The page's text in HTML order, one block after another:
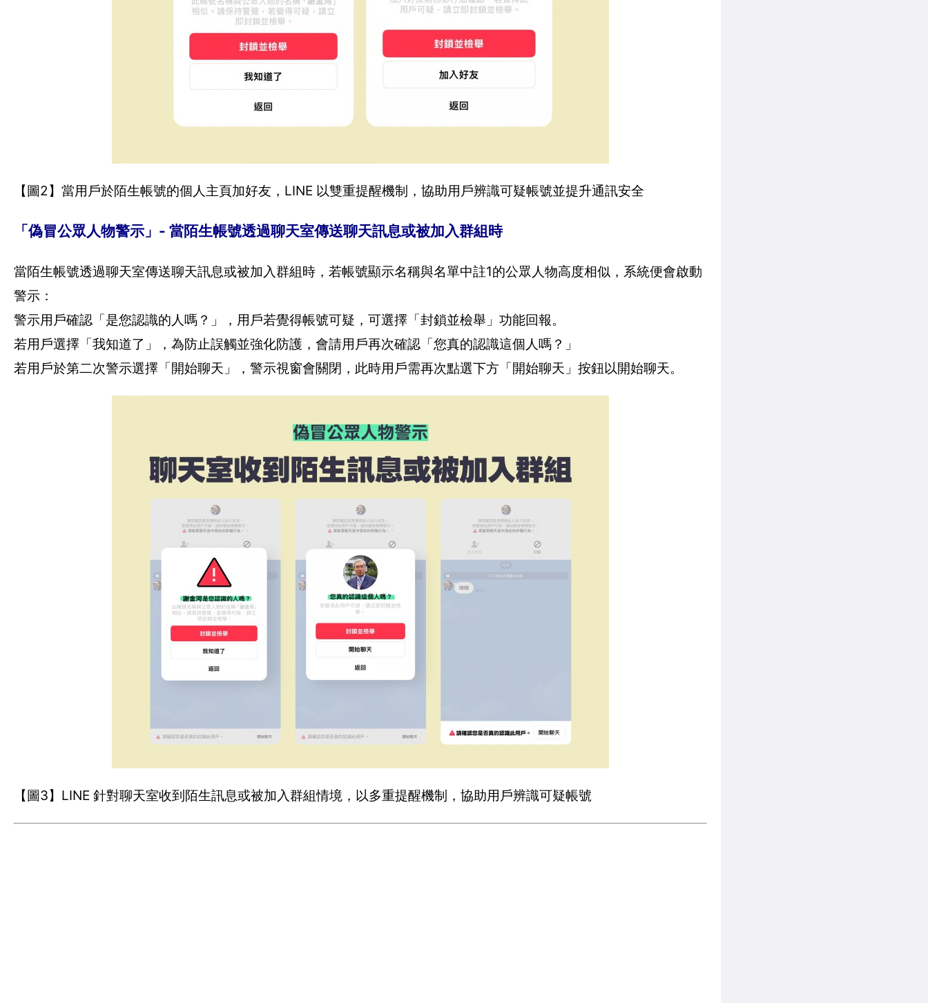
【圖2】當用戶於陌生帳號的個人主頁加好友，LINE 以雙重提醒機制，協助用戶辨識可疑帳號並提升通訊安全
「偽冒公眾人物警示」- 當陌生帳號透過聊天室傳送聊天訊息或被加入群組時
當陌生帳號透過聊天室傳送聊天訊息或被加入群組時，若帳號顯示名稱與名單中註1的公眾人物高度相似，系統便會啟動
警示：
警示用戶確認「是您認識的人嗎？」，用戶若覺得帳號可疑，可選擇「封鎖並檢舉」功能回報。
若用戶選擇「我知道了」，為防止誤觸並強化防護，會請用戶再次確認「您真的認識這個人嗎？」
若用戶於第二次警示選擇「開始聊天」，警示視窗會關閉，此時用戶需再次點選下方「開始聊天」按鈕以開始聊天。
【圖3】LINE 針對聊天室收到陌生訊息或被加入群組情境，以多重提醒機制，協助用戶辨識可疑帳號